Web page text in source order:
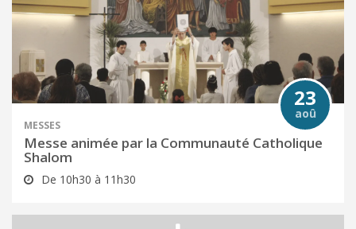
23
aoû
MESSES
Messe animée par la Communauté Catholique
Shalom
De 10h30 à 11h30